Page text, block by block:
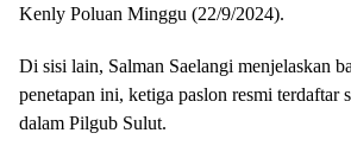
Kenly Poluan Minggu (22/9/2024).
Di sisi lain, Salman Saelangi menjelaskan
penetapan ini, ketiga paslon resmi terdaftar
dalam Pilgub Sulut.